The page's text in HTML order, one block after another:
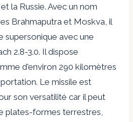
la Russie. Avec un nom
Brahmaputra et Moskva, il
supersonique avec une
2.8-3.0. Il dispose
d'environ 290 kilomètres
Le missile est
son versatilité car il peut
plates-formes terrestres,